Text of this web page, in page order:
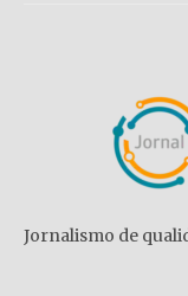
Jornalismo de